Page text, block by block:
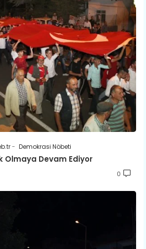
Demokrasi Nöbeti
Olmaya Devam Ediyor
0